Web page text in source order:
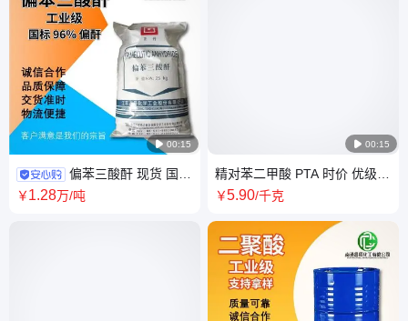
 00:15
偏苯三酸酐 现货 国标
工业级 偏酐 TMA 百川 正丹 增
￥1.28万/吨
 00:15
精对苯二甲酸 PTA 时价 优级
恒力 逸盛 港口现货 生产涤纶
￥5.90/千克